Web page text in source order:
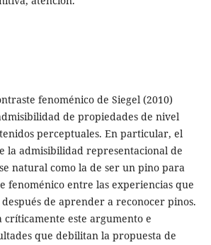
fenoménico de Siegel (2010)
de propiedades de nivel
perceptuales. En particular, el
la admisibilidad representacional de
natural como la de ser un pino para
fenoménico entre las experiencias que
de aprender a reconocer pinos.
críticamente este argumento e
que debilitan la propuesta de